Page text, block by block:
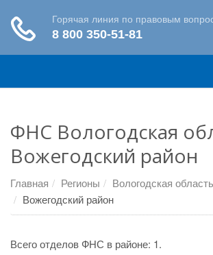
ФНС Вологодская
Вожегодский район
Главная Регионы
Вологодская область
Вожегодский район
Всего отделов ФНС в районе: 1.